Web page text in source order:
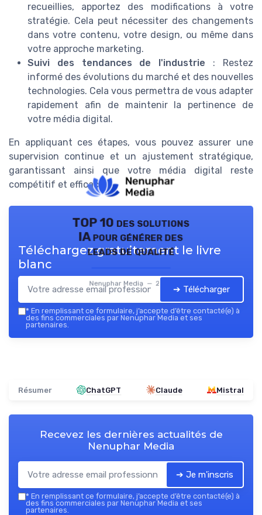
recueillies, apportez des modifications à votre
stratégie. Cela peut nécessiter des changements
dans votre contenu, votre design, ou même dans
votre approche marketing.
Suivi des tendances de l'industrie : Restez
informé des évolutions du marché et des nouvelles
technologies. Cela vous permettra de vous adapter
rapidement afin de maintenir la pertinence de
votre média digital.
En appliquant ces étapes, vous pouvez assurer une
supervision continue et un ajustement stratégique,
garantissant ainsi que votre média digital reste
compétitif et efficace.
TOP 10 des solutions
IA pour générer des
leads de qualité
Nenuphar Media — 2026
Téléchargez gratuitement le livre
blanc
➔ Télécharger
* En remplissant ce formulaire, j’accepte d’être contacté(e) à
des fins commerciales par Nenuphar Media et ses
partenaires.
Résumer ChatGPT Claude Mistral
Recevez les dernières actualités de
Nenuphar Media
➔ Je m'inscris
* En remplissant ce formulaire, j’accepte d’être contacté(e) à
des fins commerciales par Nenuphar Media et ses
partenaires.